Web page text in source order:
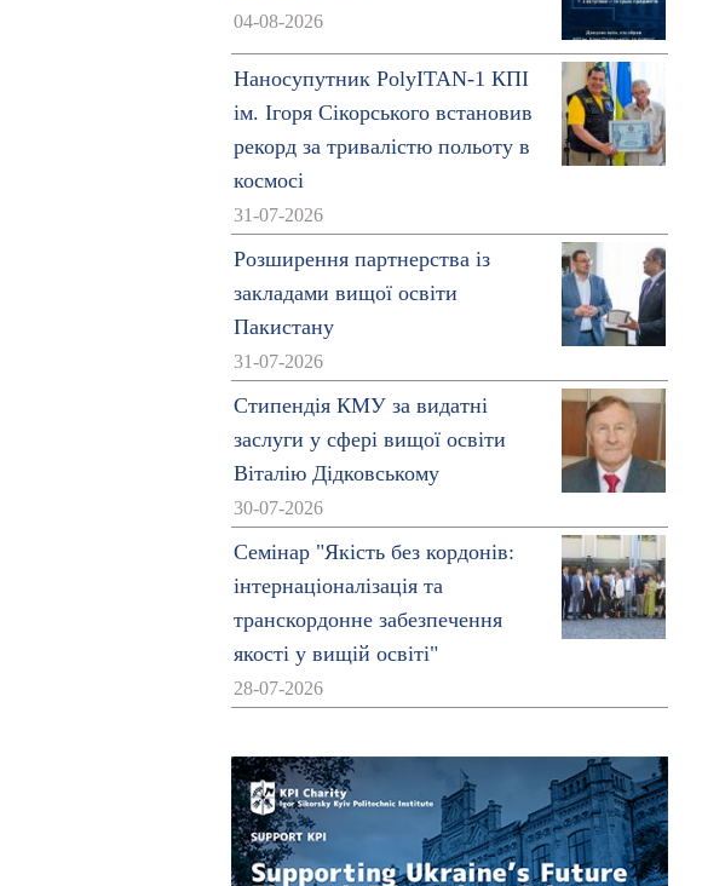
04-08-2026
Наносупутник PolyITAN-1 КПІ
ім. Ігоря Сікорського встановив
рекорд за тривалістю польоту в
космосі
31-07-2026
Розширення партнерства із
закладами вищої освіти
Пакистану
31-07-2026
Стипендія КМУ за видатні
заслуги у сфері вищої освіти
Віталію Дідковському
30-07-2026
Семінар "Якість без кордонів:
інтернаціоналізація та
транскордонне забезпечення
якості у вищій освіті"
28-07-2026